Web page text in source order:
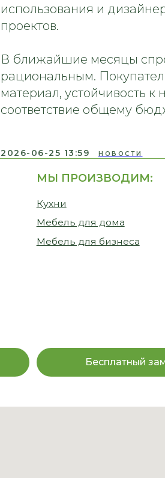
использования и
проектов.
В ближайшие месяцы
рациональным.
материал, устойчивость к
соответствие общему
2026-06-25 13:59 НОВОСТИ
Мебель для бизнеса
Кухни
МЫ ПРОИЗВОДИМ:
Бесплатный замер